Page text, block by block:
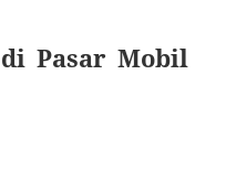
Pasar Mobil